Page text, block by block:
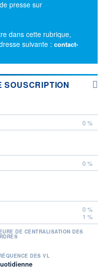
presse sur
dans cette rubrique,
suivante : contact-
SOUSCRIPTION
0 %
0 %
0 %
1 %
DE CENTRALISATION DES
DES VL